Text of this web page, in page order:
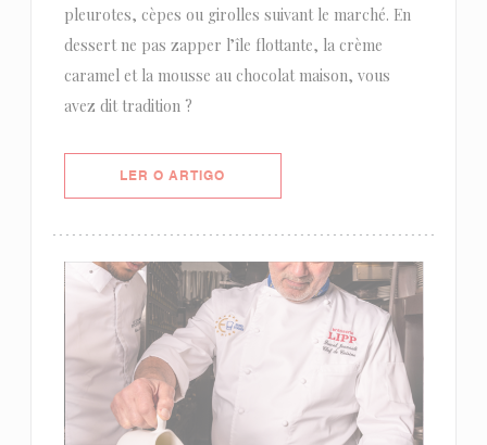
pleurotes, cèpes ou girolles suivant le marché. En
dessert ne pas zapper l’île flottante, la crème
caramel et la mousse au chocolat maison, vous
avez dit tradition ?
LER O ARTIGO